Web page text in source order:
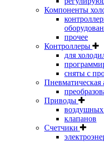
Компоненты
прочее
Контроллеры
для
сняты с
Пневматическая
Приводы
воздушных
клапанов
Счетчики